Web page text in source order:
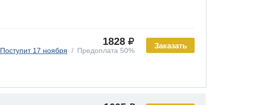
Заказать
1828
Поступит 17 ноября Предоплата 50%